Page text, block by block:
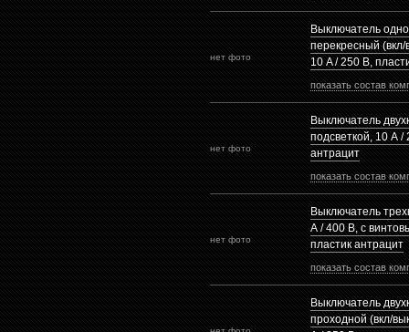
нет фото
Выключатель
перекресный (вкл/
10 A / 250 B,
показать состав
нет фото
Выключатель
подсветкой, 10 А /
антрацит
показать состав
нет фото
Выключатель
А / 400 В, с
пластик антрацит
показать состав
Выключатель
проходной (вкл/